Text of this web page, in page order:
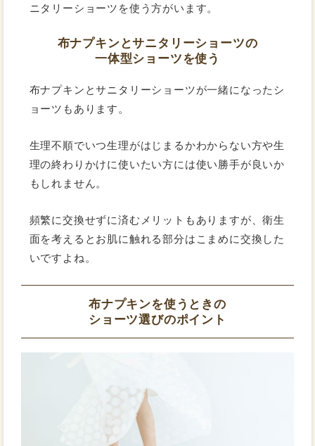
ニタリーショーツを使う方がいます。
布ナプキンとサニタリーショーツの
一体型ショーツを使う
布ナプキンとサニタリーショーツが一緒になったシ
ョーツもあります。
生理不順でいつ生理がはじまるかわからない方や生
理の終わりかけに使いたい方には使い勝手が良いか
もしれません。
頻繁に交換せずに済むメリットもありますが、衛生
面を考えるとお肌に触れる部分はこまめに交換した
いですよね。
布ナプキンを使うときの
ショーツ選びのポイント